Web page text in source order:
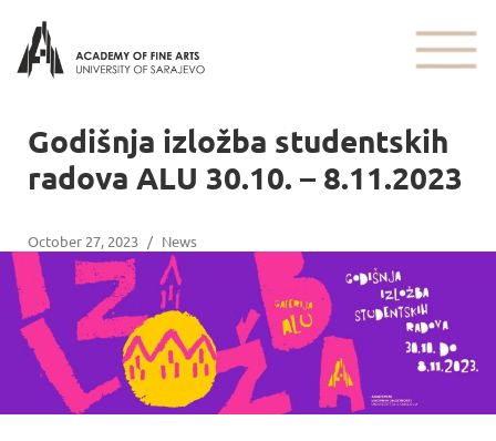
Godišnja izložba studentskih
radova ALU 30.10. – 8.11.2023
October 27, 2023 / News